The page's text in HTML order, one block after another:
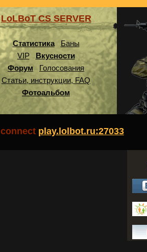
LoLBoT CS SERVER
Статистика
Баны
VIP
Вкусности
Форум
Голосования
Статьи, инструкции, FAQ
Фотоальбом
connect play.lolbot.ru:27033